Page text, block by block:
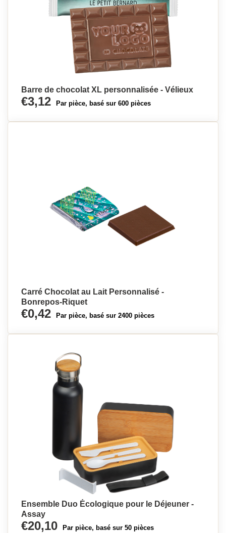
Barre de chocolat XL personnalisée - Vélieux
€3,12 Par pièce, basé sur 600 pièces
Carré Chocolat au Lait Personnalisé -
Bonrepos-Riquet
€0,42 Par pièce, basé sur 2400 pièces
Ensemble Duo Écologique pour le Déjeuner -
Assay
€20,10 Par pièce, basé sur 50 pièces